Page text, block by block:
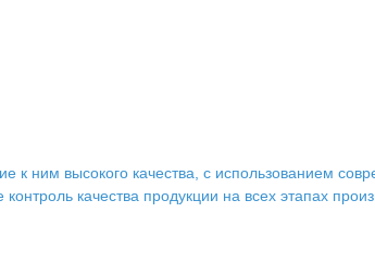
ним высокого качества, с использованием
качества продукции на всех этапах